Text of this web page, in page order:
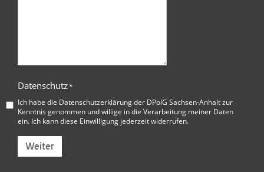
Datenschutz*
Ich habe die Datenschutzerklärung der DPolG Sachsen-Anhaltzur
Kenntnis genommen und willige in die Verarbeitung meiner Daten
ein. Ich kann diese Einwilligung jederzeit widerrufen.
Weiter